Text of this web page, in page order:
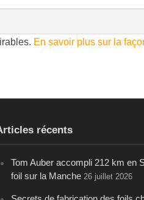
En savoir plus sur la
récents
Tom Auber accompli 212 km en
foil sur la Manche 26 juillet 2026